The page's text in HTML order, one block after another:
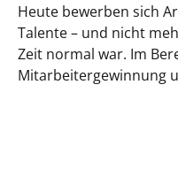
Heute bewerben sich
Talente – und nicht
Zeit normal war. Im
Mitarbeitergewinnung
Ihre Praxis als